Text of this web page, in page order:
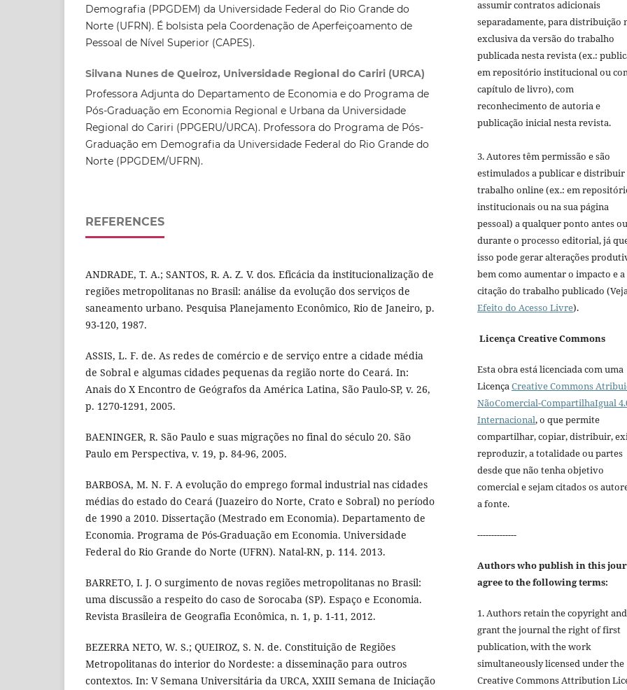
Demografia (PPGDEM) da Universidade Federal do Rio Grande do
Norte (UFRN). É bolsista pela Coordenação de Aperfeiçoamento de
Pessoal de Nível Superior (CAPES).
Silvana Nunes de Queiroz, Universidade Regional do Cariri (URCA)
Professora Adjunta do Departamento de Economia e do Programa de
Pós-Graduação em Economia Regional e Urbana da Universidade
Regional do Cariri (PPGERU/URCA). Professora do Programa de Pós-
Graduação em Demografia da Universidade Federal do Rio Grande do
Norte (PPGDEM/UFRN).
REFERENCES
ANDRADE, T. A.; SANTOS, R. A. Z. V. dos. Eficácia da institucionalização de
regiões metropolitanas no Brasil: análise da evolução dos serviços de
saneamento urbano. Pesquisa Planejamento Econômico, Rio de Janeiro, p.
93-120, 1987.
ASSIS, L. F. de. As redes de comércio e de serviço entre a cidade média
de Sobral e algumas cidades pequenas da região norte do Ceará. In:
Anais do X Encontro de Geógrafos da América Latina, São Paulo-SP, v. 26,
p. 1270-1291, 2005.
BAENINGER, R. São Paulo e suas migrações no final do século 20. São
Paulo em Perspectiva, v. 19, p. 84-96, 2005.
BARBOSA, M. N. F. A evolução do emprego formal industrial nas cidades
médias do estado do Ceará (Juazeiro do Norte, Crato e Sobral) no período
de 1990 a 2010. Dissertação (Mestrado em Economia). Departamento de
Economia. Programa de Pós-Graduação em Economia. Universidade
Federal do Rio Grande do Norte (UFRN). Natal-RN, p. 114. 2013.
BARRETO, I. J. O surgimento de novas regiões metropolitanas no Brasil:
uma discussão a respeito do caso de Sorocaba (SP). Espaço e Economia.
Revista Brasileira de Geografia Econômica, n. 1, p. 1-11, 2012.
BEZERRA NETO, W. S.; QUEIROZ, S. N. de. Constituição de Regiões
Metropolitanas do interior do Nordeste: a disseminação para outros
contextos. In: V Semana Universitária da URCA, XXIII Semana de Iniciação
assumir contratos adicionais
separadamente, para distribuição
exclusiva da versão do trabalho
publicada nesta revista (ex.:
em repositório institucional ou
capítulo de livro), com
reconhecimento de autoria e
publicação inicial nesta revista.
3. Autores têm permissão e são
estimulados a publicar e distribuir
trabalho online (ex.: em
institucionais ou na sua página
pessoal) a qualquer ponto antes ou
durante o processo editorial, já
isso pode gerar alterações
bem como aumentar o impacto e a
citação do trabalho publicado
Efeito do Acesso Livre).
Licença Creative Commons
Esta obra está licenciada com uma
LicençaCreative Commons
NãoComercial-CompartilhaIgual
Internacional, o que permite
compartilhar, copiar, distribuir,
reproduzir, a totalidade ou partes
desde que não tenha objetivo
comercial e sejam citados os
a fonte.
--------------
Authors who publish in this
agree to the following terms:
1. Authors retain the copyright and
grant the journal the right of first
publication, with the work
simultaneously licensed under the
Creative Commons Attribution